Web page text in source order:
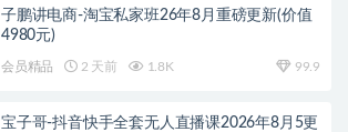
子鹏讲电商-淘宝私家班26年8月重磅更新(价值
4980元)
会员精品 2 天前 1.8K 99.9
宝子哥-抖音快手全套无人直播课2026年8月5更